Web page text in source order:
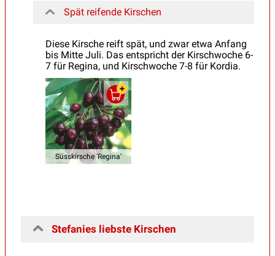
Spät reifende Kirschen
Diese Kirsche reift spät, und zwar etwa Anfang
bis Mitte Juli. Das entspricht der Kirschwoche 6-
7 für Regina, und Kirschwoche 7-8 für Kordia.
Süsskirsche ‘Regina’
Stefanies liebste Kirschen